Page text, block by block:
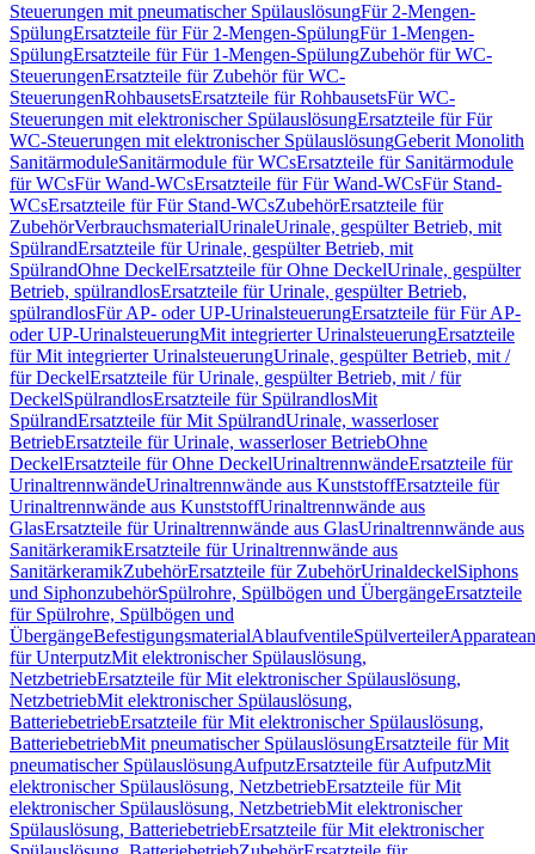
Steuerungen mit pneumatischer SpülauslösungFür 2-Mengen-
SpülungErsatzteile für Für 2-Mengen-SpülungFür 1-Mengen-
SpülungErsatzteile für Für 1-Mengen-SpülungZubehör für WC-
SteuerungenErsatzteile für Zubehör für WC-
SteuerungenRohbausetsErsatzteile für RohbausetsFür WC-
Steuerungen mit elektronischer SpülauslösungErsatzteile für Für
WC-Steuerungen mit elektronischer SpülauslösungGeberit Monolith
SanitärmoduleSanitärmodule für WCsErsatzteile für Sanitärmodule
für WCsFür Wand-WCsErsatzteile für Für Wand-WCsFür Stand-
WCsErsatzteile für Für Stand-WCsZubehörErsatzteile für
ZubehörVerbrauchsmaterialUrinaleUrinale, gespülter Betrieb, mit
SpülrandErsatzteile für Urinale, gespülter Betrieb, mit
SpülrandOhne DeckelErsatzteile für Ohne DeckelUrinale, gespülter
Betrieb, spülrandlosErsatzteile für Urinale, gespülter Betrieb,
spülrandlosFür AP- oder UP-UrinalsteuerungErsatzteile für Für AP-
oder UP-UrinalsteuerungMit integrierter UrinalsteuerungErsatzteile
für Mit integrierter UrinalsteuerungUrinale, gespülter Betrieb, mit /
für DeckelErsatzteile für Urinale, gespülter Betrieb, mit / für
DeckelSpülrandlosErsatzteile für SpülrandlosMit
SpülrandErsatzteile für Mit SpülrandUrinale, wasserloser
BetriebErsatzteile für Urinale, wasserloser BetriebOhne
DeckelErsatzteile für Ohne DeckelUrinaltrennwändeErsatzteile für
UrinaltrennwändeUrinaltrennwände aus KunststoffErsatzteile für
Urinaltrennwände aus KunststoffUrinaltrennwände aus
GlasErsatzteile für Urinaltrennwände aus GlasUrinaltrennwände aus
SanitärkeramikErsatzteile für Urinaltrennwände aus
SanitärkeramikZubehörErsatzteile für ZubehörUrinaldeckelSiphons
und SiphonzubehörSpülrohre, Spülbögen und ÜbergängeErsatzteile
für Spülrohre, Spülbögen und
ÜbergängeBefestigungsmaterialAblaufventileSpülverteiler
für UnterputzMit elektronischer Spülauslösung,
NetzbetriebErsatzteile für Mit elektronischer Spülauslösung,
NetzbetriebMit elektronischer Spülauslösung,
BatteriebetriebErsatzteile für Mit elektronischer Spülauslösung,
BatteriebetriebMit pneumatischer SpülauslösungErsatzteile für Mit
pneumatischer SpülauslösungAufputzErsatzteile für AufputzMit
elektronischer Spülauslösung, NetzbetriebErsatzteile für Mit
elektronischer Spülauslösung, NetzbetriebMit elektronischer
Spülauslösung, BatteriebetriebErsatzteile für Mit elektronischer